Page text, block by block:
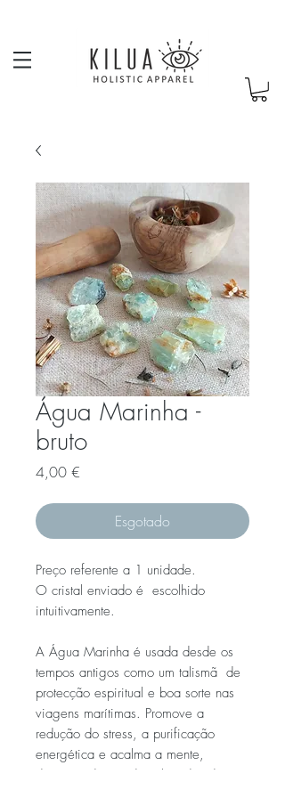
Água Marinha -
bruto
4,00 €
Esgotado
Preço referente a 1 unidade.
O cristal enviado é  escolhido
intuitivamente.
A Água Marinha é usada desde os
tempos antigos como um talismã  de
protecção espiritual e boa sorte nas
viagens marítimas. Promove a
redução do stress, a purificação
energética e acalma a mente,
despertando estados elevados de